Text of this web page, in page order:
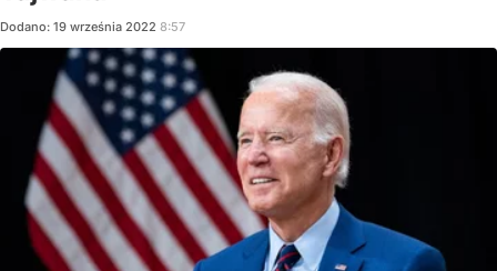
Dodano: 19 września 2022 8:57